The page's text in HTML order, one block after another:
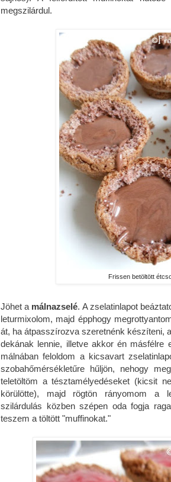
megszilárdul.
Frissen betöltött
Jöhet a málnazselé. A zselatinlapot
leturmixolom, majd épphogy
át, ha átpasszírozva szeretnénk készíteni,
dekának lennie, illetve akkor én másfélre
málnában feloldom a kicsavart
szobahőmérsékletűre hűljön, nehogy
teletöltöm a tésztamélyedéseket (kicsit
körülötte), majd rögtön rányomom a
szilárdulás közben szépen oda fogja
teszem a töltött "muffinokat."